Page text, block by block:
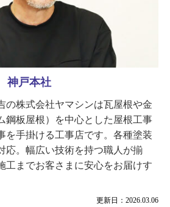
更新日：2026.03.06
神戸本社
の株式会社ヤマシンは瓦屋根や金
鋼板屋根）を中心とした屋根工事
を手掛ける工事店です。各種塗装
応。幅広い技術を持つ職人が揃
工までお客さまに安心をお届けす